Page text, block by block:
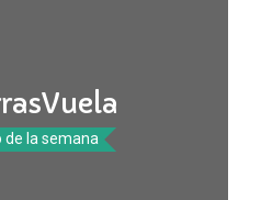
de la semana